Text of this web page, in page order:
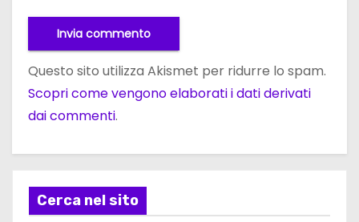
Questo sito utilizza Akismet per ridurre lo spam.
Scopri come vengono elaborati i dati derivati
dai commenti.
Cerca nel sito